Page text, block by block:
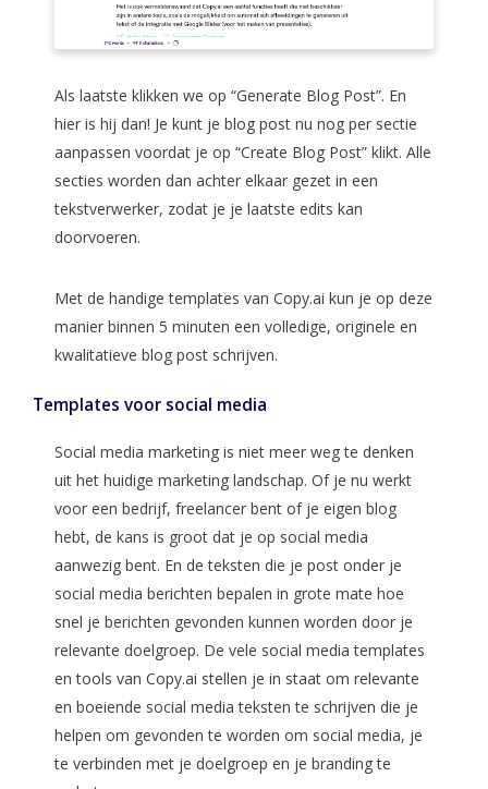
Als laatste klikken we op “Generate Blog Post”. En
hier is hij dan! Je kunt je blog post nu nog per sectie
aanpassen voordat je op “Create Blog Post” klikt. Alle
secties worden dan achter elkaar gezet in een
tekstverwerker, zodat je je laatste edits kan
doorvoeren.
Met de handige templates van Copy.ai kun je op deze
manier binnen 5 minuten een volledige, originele en
kwalitatieve blog post schrijven.
Templates voor social media
Social media marketing is niet meer weg te denken
uit het huidige marketing landschap. Of je nu werkt
voor een bedrijf, freelancer bent of je eigen blog
hebt, de kans is groot dat je op social media
aanwezig bent. En de teksten die je post onder je
social media berichten bepalen in grote mate hoe
snel je berichten gevonden kunnen worden door je
relevante doelgroep. De vele social media templates
en tools van Copy.ai stellen je in staat om relevante
en boeiende social media teksten te schrijven die je
helpen om gevonden te worden om social media, je
te verbinden met je doelgroep en je branding te